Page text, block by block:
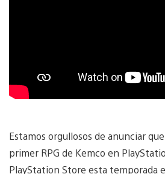
Estamos orgullosos de anunciar
primer RPG de Kemco en
PlayStation Store esta temporada